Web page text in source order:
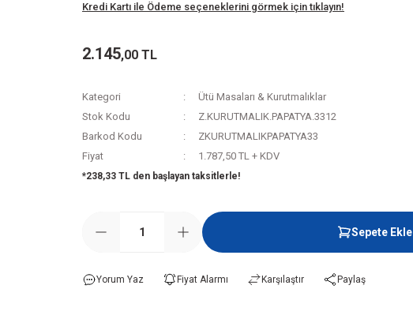
Kredi Kartı ile Ödeme seçeneklerini görmek için tıklayın!
2.145,00 TL
Kategori
Ütü Masaları & Kurutmalıklar
Stok Kodu
Z.KURUTMALIK.PAPATYA.3312
Barkod Kodu
ZKURUTMALIKPAPATYA33
Fiyat
1.787,50 TL + KDV
*238,33 TL den başlayan taksitlerle!
Sepete Ekle
Yorum Yaz Fiyat Alarmı Karşılaştır Paylaş